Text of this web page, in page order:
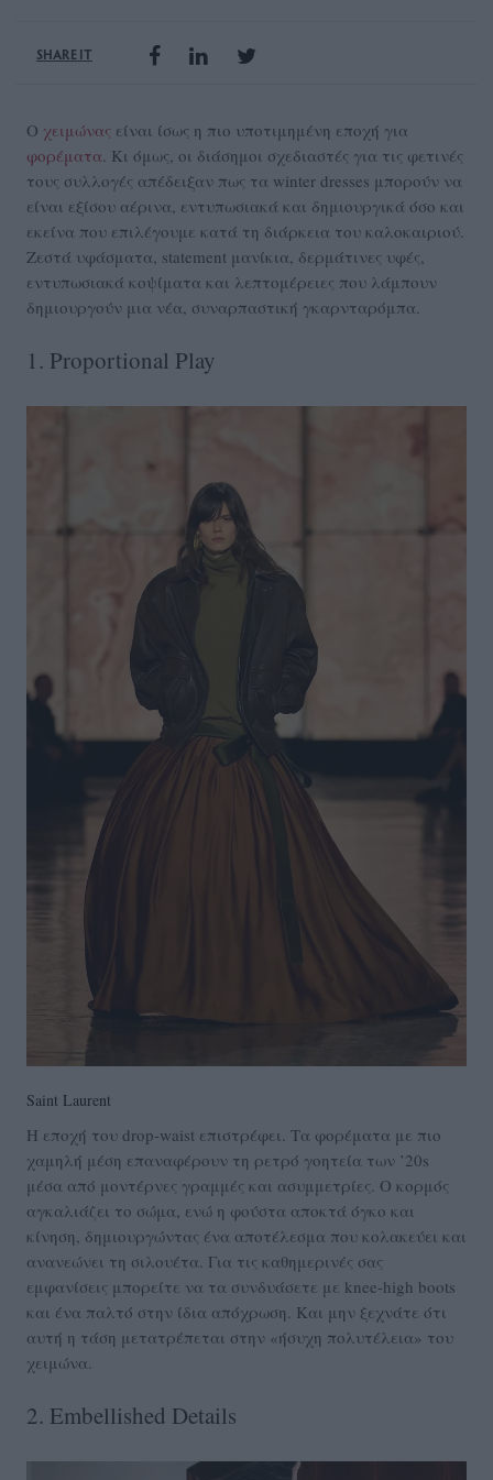
SHARE IT
Ο χειμώνας είναι ίσως η πιο υποτιμημένη εποχή για
φορέματα. Κι όμως, οι διάσημοι σχεδιαστές για τις φετινές
τους συλλογές απέδειξαν πως τα winter dresses μπορούν να
είναι εξίσου αέρινα, εντυπωσιακά και δημιουργικά όσο και
εκείνα που επιλέγουμε κατά τη διάρκεια του καλοκαιριού.
Ζεστά υφάσματα, statement μανίκια, δερμάτινες υφές,
εντυπωσιακά κοψίματα και λεπτομέρειες που λάμπουν
δημιουργούν μια νέα, συναρπαστική γκαρνταρόμπα.
1. Proportional Play
Saint Laurent
Η εποχή του drop-waist επιστρέφει. Τα φορέματα με πιο
χαμηλή μέση επαναφέρουν τη ρετρό γοητεία των ’20s
μέσα από μοντέρνες γραμμές και ασυμμετρίες. Ο κορμός
αγκαλιάζει το σώμα, ενώ η φούστα αποκτά όγκο και
κίνηση, δημιουργώντας ένα αποτέλεσμα που κολακεύει και
ανανεώνει τη σιλουέτα. Για τις καθημερινές σας
εμφανίσεις μπορείτε να τα συνδυάσετε με knee-high boots
και ένα παλτό στην ίδια απόχρωση. Και μην ξεχνάτε ότι
αυτή η τάση μετατρέπεται στην «ήσυχη πολυτέλεια» του
χειμώνα.
2. Embellished Details